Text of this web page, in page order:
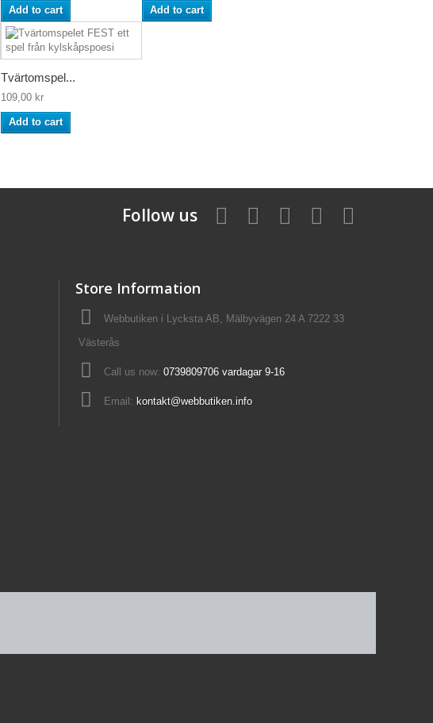
Add to cart Add to cart
Tvärtomspel...
109,00 kr
Add to cart
Follow us
Store Information
Webbutiken i Lycksta AB, Mälbyvägen 24 A 7222 33
Västerås
Call us now: 0739809706 vardagar 9-16
Email: kontakt@webbutiken.info